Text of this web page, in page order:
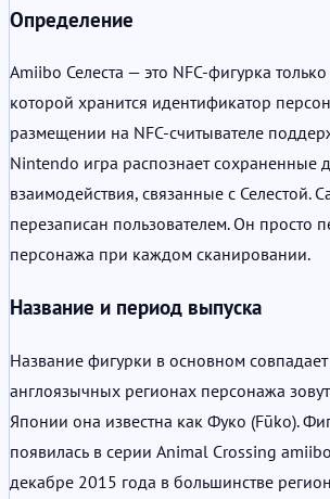
Определение
Amiibo Селеста — это NFC-фигурка
которой хранится идентификатор
размещении на NFC-считывателе
Nintendo игра распознает сохраненные
взаимодействия, связанные с Селестой.
перезаписан пользователем. Он просто
персонажа при каждом сканировании.
Название и период выпуска
Название фигурки в основном
англоязычных регионах персонажа зовут
Японии она известна как Фуко (Fūko).
появилась в серии Animal Crossing
декабре 2015 года в большинстве